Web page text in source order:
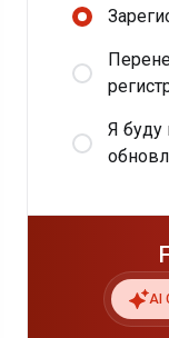
Я буду
AI